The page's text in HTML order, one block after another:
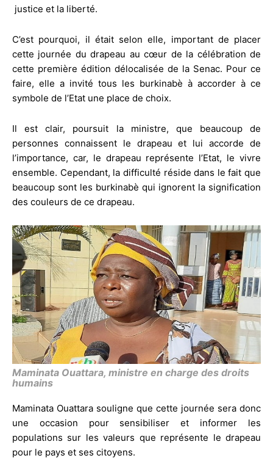
justice et la liberté.
C’est pourquoi, il était selon elle, important de placer
cette journée du drapeau au cœur de la célébration de
cette première édition délocalisée de la Senac. Pour ce
faire, elle a invité tous les burkinabè à accorder à ce
symbole de l’Etat une place de choix.
Il est clair, poursuit la ministre, que beaucoup de
personnes connaissent le drapeau et lui accorde de
l’importance, car, le drapeau représente l’Etat, le vivre
ensemble. Cependant, la difficulté réside dans le fait que
beaucoup sont les burkinabè qui ignorent la signification
des couleurs de ce drapeau.
Maminata Ouattara, ministre en charge des droits
humains
Maminata Ouattara souligne que cette journée sera donc
une occasion pour sensibiliser et informer les
populations sur les valeurs que représente le drapeau
pour le pays et ses citoyens.